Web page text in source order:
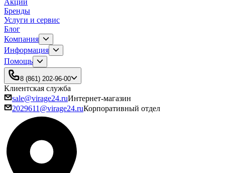
Бренды
Услуги и сервис
Блог
Компания
Информация
Помощь
8 (861) 202-96-00
Клиентская служба
sale@virage24.ruИнтернет-магазин
2029611@virage24.ruКорпоративный отдел